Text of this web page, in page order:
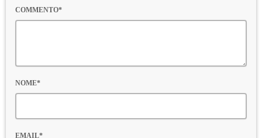
COMMENTO*
NOME*
EMAIL*